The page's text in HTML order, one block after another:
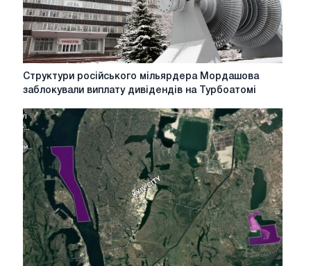
Структури
російського
Мордашова
заблокували
виплату
дивідендів
на
Турбоатомі
Структури російського мільярдера Мордашова
заблокували виплату дивідендів на Турбоатомі